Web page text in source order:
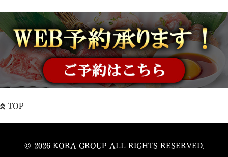
TOP
© 2026 KORA GROUP ALL RIGHTS RESERVED.